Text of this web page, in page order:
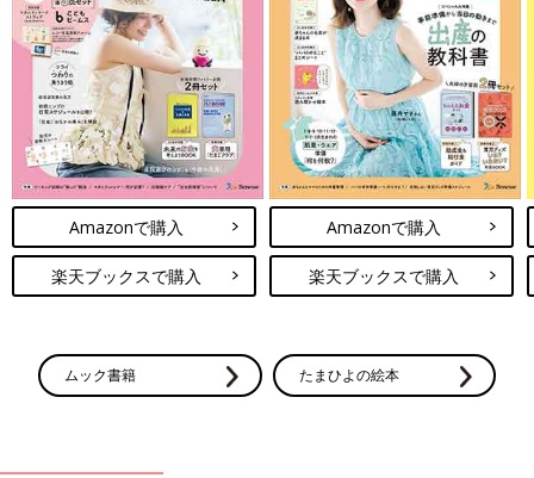
ユニクロ・GU・ZARA「スッとはけて超
ラクチン♪」「フラットだからガンガン
歩ける！」おしゃれシューズ3選
子どもとのお出かけにはフラットシューズが便
利ですよね。玄関でくつをはくときにもサッと
はけて、たくさん歩いてもラクな靴がうれし
い！ということで、今回はラクにはけてしっか
り歩ける、見た目もおしゃれな高見えシューズ
をご紹介します。
ご紹介したミニバッグは、どれもオシャレでしたね。ショルダー
タイプや持ち手部分に余裕があるものなど、サッと気軽に持ち歩
けるのも◎。これからの季節に向けてそろえるのも良いですし、
季節問わず使えるものをゲットしても良いですね。気になるバッ
グがあれば、ぜひチェックしてみてください♪
(文・水川ちさ)
があります。あらかじめご了承ください。
●記事の内容は2024年5月の情報で、現在と異なる場合がありま
Amazonで購入
楽天ブックスで購入
Amazonで購入
楽天ブックスで購入
ムック書籍 たまひよの絵本